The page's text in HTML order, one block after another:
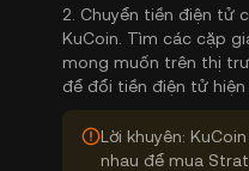
2. Chuyển tiền điện tử
KuCoin. Tìm các cặp
mong muốn trên thị
để đổi tiền điện tử hiện
Lời khuyên:
nhau để mua